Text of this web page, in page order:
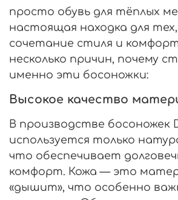
просто обувь для тёплых
настоящая находка для
сочетание стиля и
несколько причин, почему
именно эти босоножки:
Высокое качество
В производстве босоножек
используется только
что обеспечивает
комфорт. Кожа — это
«дышит», что особенно